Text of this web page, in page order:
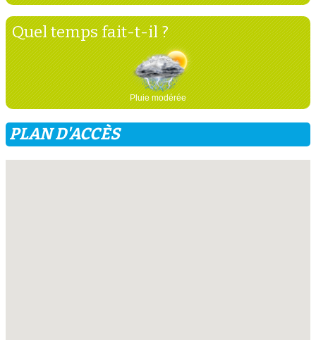
Quel temps fait-t-il ?
Pluie modérée
PLAN D'ACCÈS